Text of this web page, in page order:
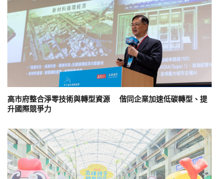
高市府整合淨零技術與轉型資源 偕同企業加速低碳轉型、提
升國際競爭力